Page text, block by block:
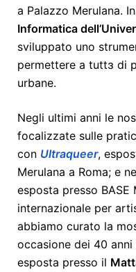
a Palazzo Merulana.
Informatica
sviluppato uno
permettere a tuttɜ di
urbane.
Negli ultimi anni le
focalizzate sulle
con Ultraqueer,
Merulana a Roma; e
esposta presso
internazionale per
abbiamo curato la
occasione dei 40
esposta presso il